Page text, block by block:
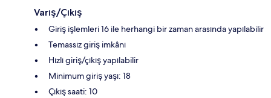
Varış/Çıkış
Giriş işlemleri 16 ile herhangi bir zaman arasında yapılabilir
Temassız giriş imkânı
Hızlı giriş/çıkış yapılabilir
Minimum giriş yaşı: 18
Çıkış saati: 10